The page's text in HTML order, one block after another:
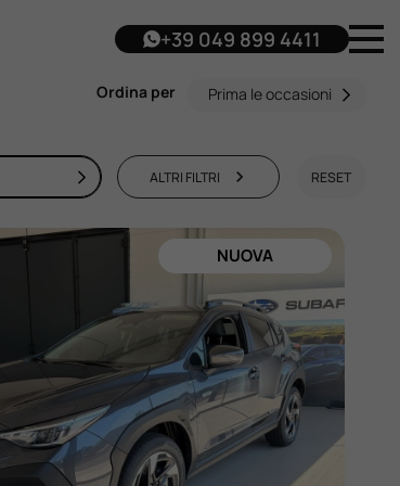
+39 049 899 4411
Ordina per Prima le occasioni
ALTRI FILTRI RESET
NUOVA